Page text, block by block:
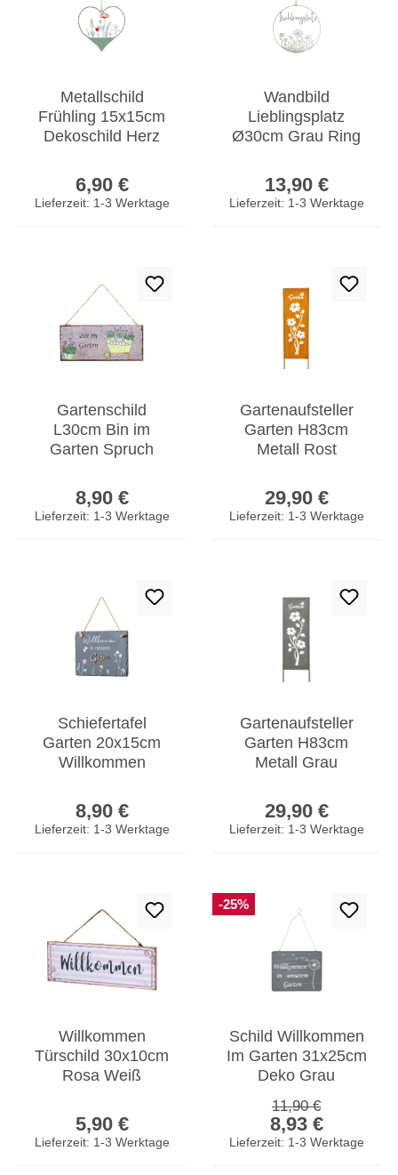
Metallschild
Frühling 15x15cm
Dekoschild Herz
Türschild Wandbild
Deko
6,90 €
Lieferzeit: 1-3 Werktage
Wandbild
Lieblingsplatz
Ø30cm Grau Ring
Metallbild Garten
Deko Hänger
13,90 €
Lieferzeit: 1-3 Werktage
Gartenschild
L30cm Bin im
Garten Spruch
Garten Deko
Türschild
8,90 €
Lieferzeit: 1-3 Werktage
Gartenaufsteller
Garten H83cm
Metall Rost
Garten-Deko Deko
29,90 €
Lieferzeit: 1-3 Werktage
Schiefertafel
Garten 20x15cm
Willkommen
Garten-Schild
Wandbild Schwarz
8,90 €
Lieferzeit: 1-3 Werktage
Gartenaufsteller
Garten H83cm
Metall Grau
Garten-Deko Deko
29,90 €
Lieferzeit: 1-3 Werktage
Willkommen
Türschild 30x10cm
Rosa Weiß
Holz Holzschild
Schild
5,90 €
Lieferzeit: 1-3 Werktage
-25%
Schild Willkommen
Im Garten 31x25cm
Deko Grau
WandbildVerkaufspreis:
8,93 €
Regulärer Preis:
11,90 €
Lieferzeit: 1-3 Werktage